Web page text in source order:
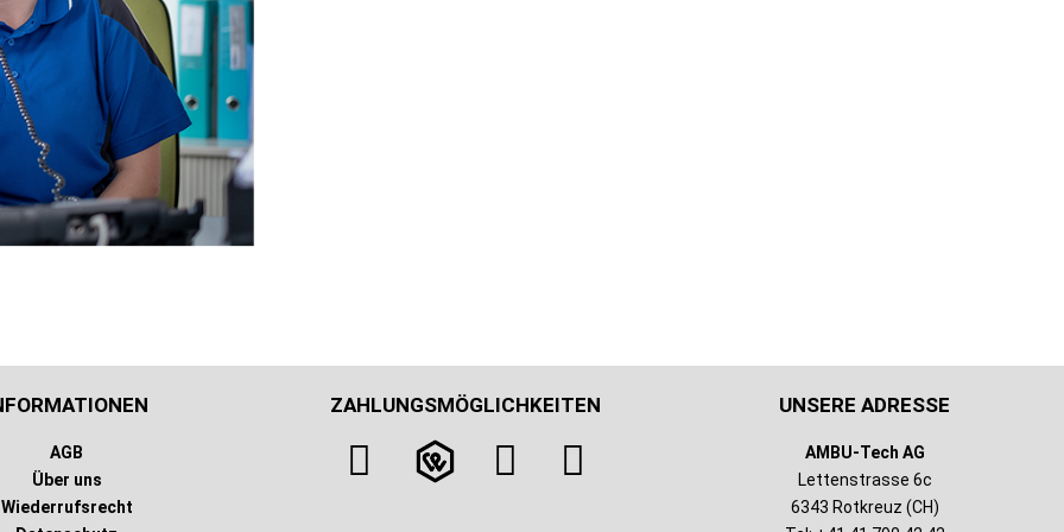
AGB
Über uns
Wiederrufsrecht
ZAHLUNGSMÖGLICHKEITEN UNSERE ADRESSE
AMBU-Tech AG
Lettenstrasse 6c
6343 Rotkreuz (CH)